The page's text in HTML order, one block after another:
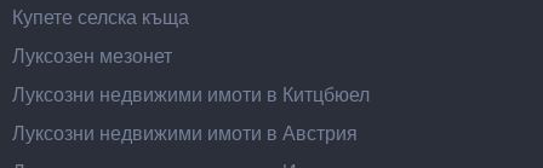
Купете селска къща
Луксозен мезонет
Луксозни недвижими имоти в Китцбюел
Луксозни недвижими имоти в Австрия